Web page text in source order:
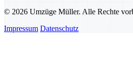
© 2026 Umzüge Müller. Alle Rechte
Impressum Datenschutz